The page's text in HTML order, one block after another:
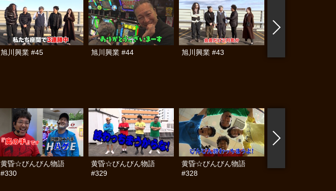
旭川興業 #45 旭川興業 #44 旭川興業 #43
黄昏☆びんびん物語
#330
黄昏☆びんびん物語
#329
黄昏☆びんびん物語
#328